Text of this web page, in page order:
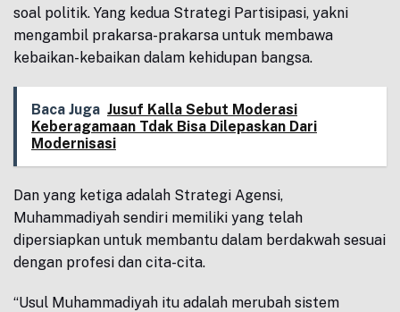
soal politik. Yang kedua Strategi Partisipasi, yakni
mengambil prakarsa-prakarsa untuk membawa
kebaikan-kebaikan dalam kehidupan bangsa.
Baca Juga Jusuf Kalla Sebut Moderasi
Keberagamaan Tdak Bisa Dilepaskan Dari
Modernisasi
Dan yang ketiga adalah Strategi Agensi,
Muhammadiyah sendiri memiliki yang telah
dipersiapkan untuk membantu dalam berdakwah sesuai
dengan profesi dan cita-cita.
“Usul Muhammadiyah itu adalah merubah sistem